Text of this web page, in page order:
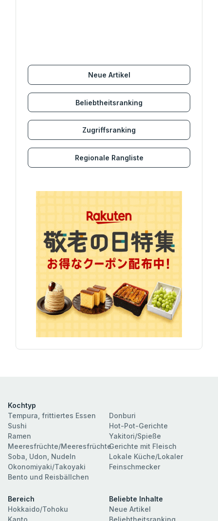
Neue Artikel
Beliebtheitsranking
Zugriffsranking
Regionale Rangliste
Kochtyp
Tempura, frittiertes Essen
Sushi
Ramen
Meeresfrüchte/Meeresfrüchte
Soba, Udon, Nudeln
Okonomiyaki/Takoyaki
Bento und Reisbällchen
Donburi
Hot-Pot-Gerichte
Yakitori/Spieße
Gerichte mit Fleisch
Lokale Küche/Lokaler
Feinschmecker
Bereich
Hokkaido/Tohoku
Kanto
Beliebte Inhalte
Neue Artikel
Beliebtheitsranking